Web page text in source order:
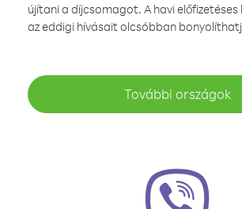
újítani a díjcsomagot. A havi előfizetéses
az eddigi hívásait olcsóbban
További országok